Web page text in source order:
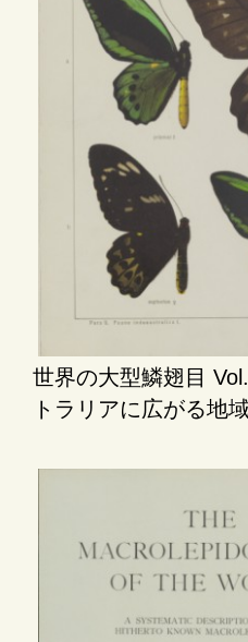
世界の大型鱗翅目
トラリアに広がる地